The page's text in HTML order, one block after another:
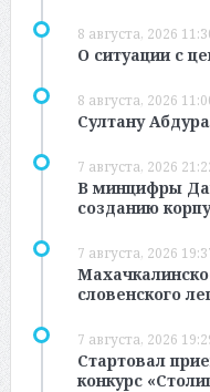
8 августа, 2026
О ситуации с
8 августа, 2026
Султану
7 августа, 2026
В минцифры
созданию
7 августа, 2026
словенского
7 августа, 2026
Стартовал
конкурс